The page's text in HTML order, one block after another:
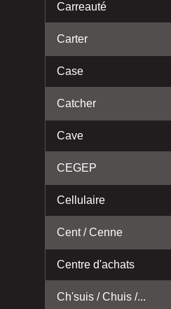
Carreauté
Carter
Case
Catcher
Cave
CEGEP
Cellulaire
Cent / Cenne
Centre d'achats
Ch'suis / Chuis /...